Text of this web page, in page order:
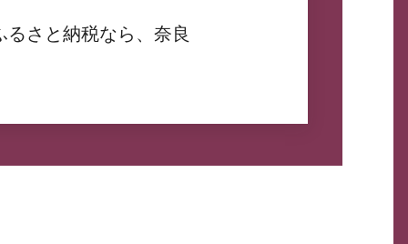
るさと納税なら、奈良